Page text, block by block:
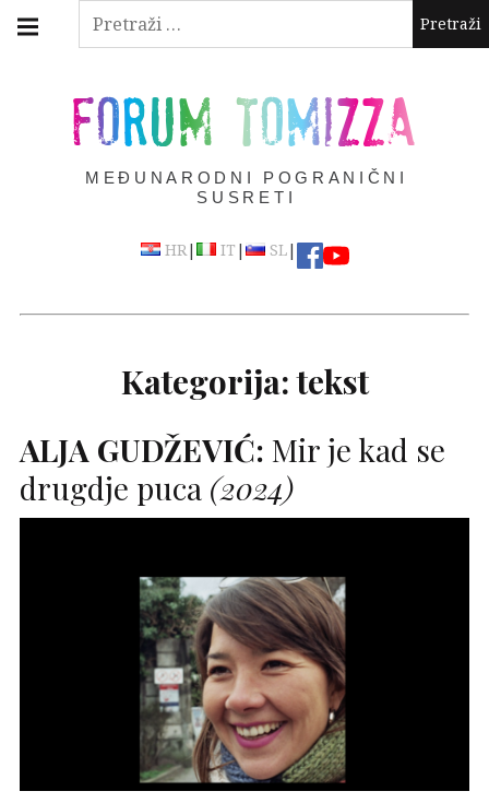
Pretraži:
Skip
FORUM TOMIZZA
MEĐUNARODNI POGRANIČNI
SUSRETI
HR| IT | SL|
navigation
Kategorija:tekst
ALJA GUDŽEVIĆ: Mir je kad se
drugdje puca (2024)